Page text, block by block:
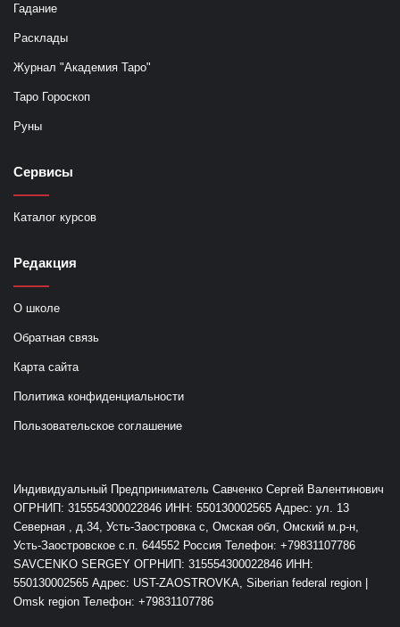
Гадание
Расклады
Журнал "Академия Таро"
Таро Гороскоп
Руны
Сервисы
Каталог курсов
Редакция
О школе
Обратная связь
Карта сайта
Политика конфиденциальности
Пользовательское соглашение
Индивидуальный Предприниматель Савченко Сергей Валентинович
ОГРНИП: 315554300022846 ИНН: 550130002565 Адрес: ул. 13
Северная , д.34, Усть-Заостровка с, Омская обл, Омский м.р-н,
Усть-Заостровское с.п. 644552 Россия Телефон: +79831107786
SAVCENKO SERGEY ОГРНИП: 315554300022846 ИНН:
550130002565 Адрес: UST-ZAOSTROVKA, Siberian federal region |
Omsk region Телефон: +79831107786